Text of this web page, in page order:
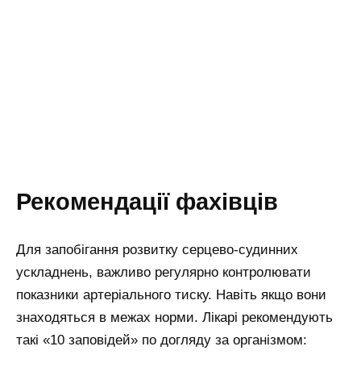
Рекомендації фахівців
Для запобігання розвитку серцево-судинних
ускладнень, важливо регулярно контролювати
показники артеріального тиску. Навіть якщо вони
знаходяться в межах норми. Лікарі рекомендують
такі «10 заповідей» по догляду за організмом: